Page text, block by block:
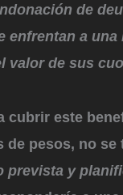
de
enfrentan a
valor de sus
cubrir este
de pesos, no
prevista y